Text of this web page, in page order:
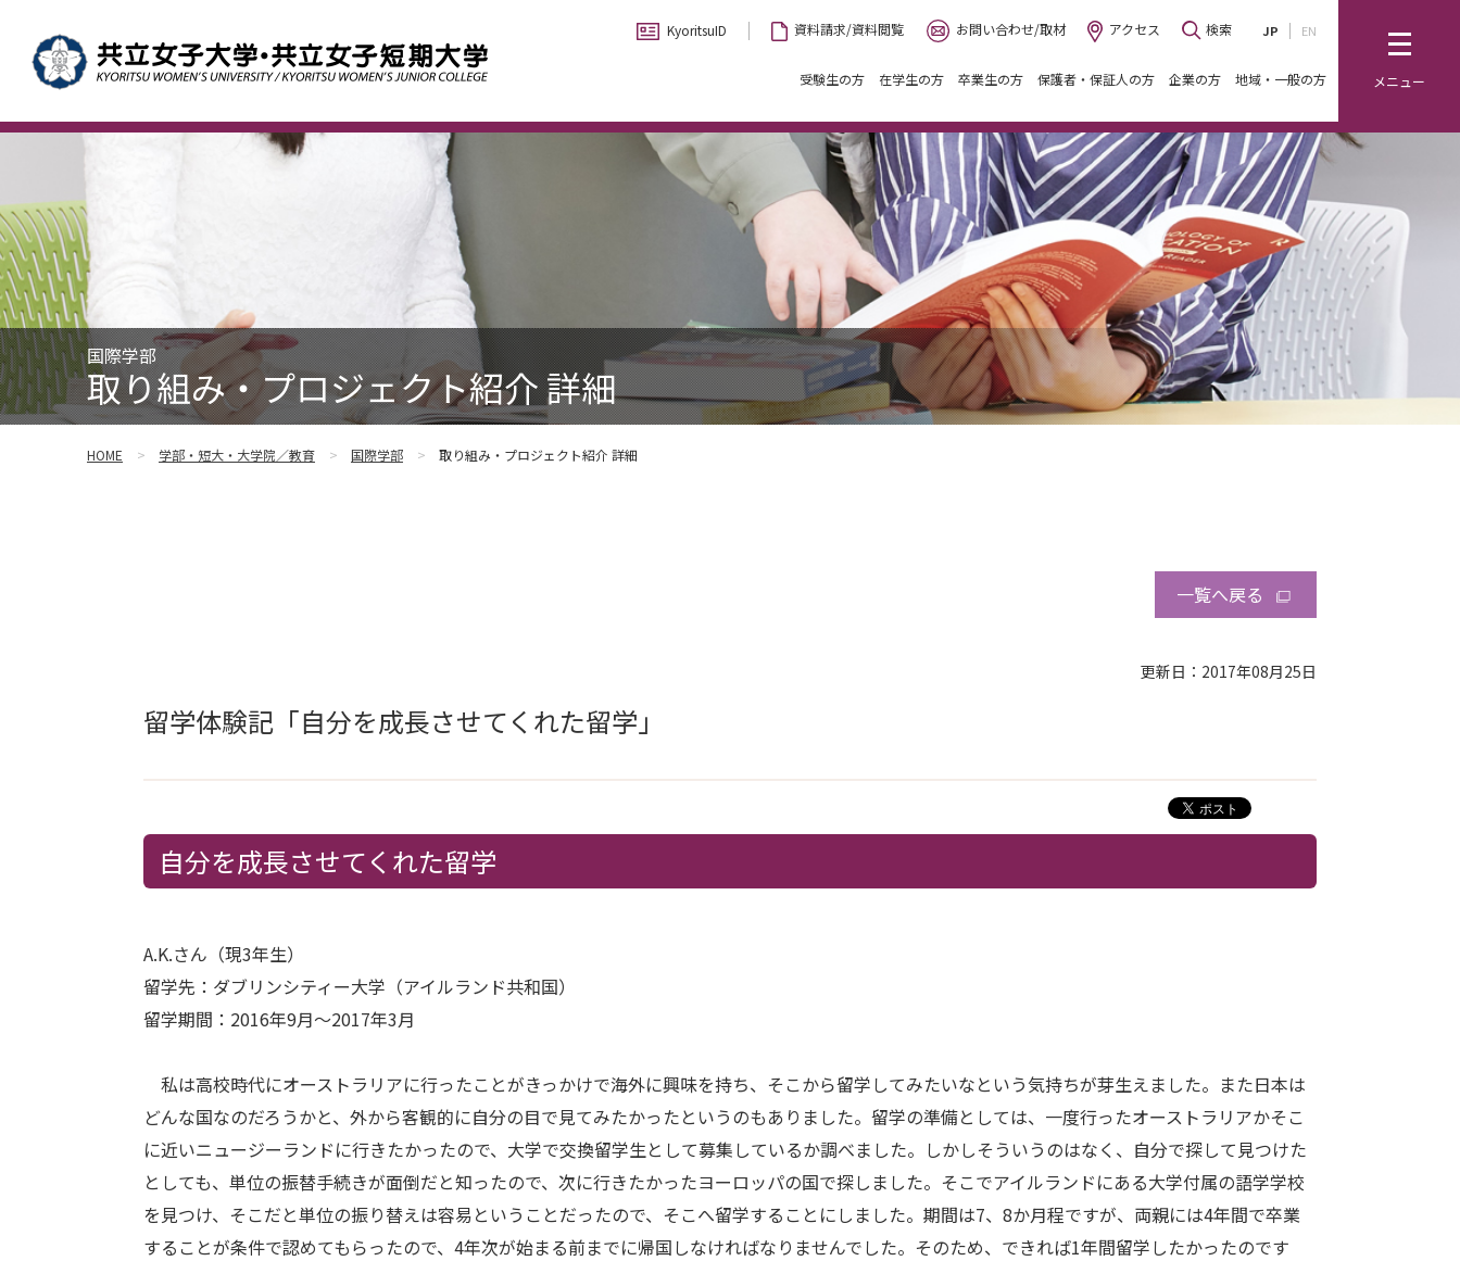
メニュー
検索 JP EN
KyoritsuID 資料請求/資料閲覧 お問い合わせ/取材 アクセス
受験生の方 在学生の方 卒業生の方 保護者・保証人の方 企業の方 地域・一般の方
国際学部
取り組み・プロジェクト紹介 詳細
HOME 学部・短大・大学院／教育 国際学部 取り組み・プロジェクト紹介 詳細
一覧へ戻る
更新日：2017年08月25日
留学体験記「自分を成長させてくれた留学」
自分を成長させてくれた留学
A.K.さん（現3年生）
留学先：ダブリンシティー大学（アイルランド共和国）
留学期間：2016年9月～2017年3月
私は高校時代にオーストラリアに行ったことがきっかけで海外に興味を持ち、そこから留学してみたいなという気持ちが芽生えました。また日本は
どんな国なのだろうかと、外から客観的に自分の目で見てみたかったというのもありました。留学の準備としては、一度行ったオーストラリアかそこ
に近いニュージーランドに行きたかったので、大学で交換留学生として募集しているか調べました。しかしそういうのはなく、自分で探して見つけた
としても、単位の振替手続きが面倒だと知ったので、次に行きたかったヨーロッパの国で探しました。そこでアイルランドにある大学付属の語学学校
を見つけ、そこだと単位の振り替えは容易ということだったので、そこへ留学することにしました。期間は7、8か月程ですが、両親には4年間で卒業
することが条件で認めてもらったので、4年次が始まる前までに帰国しなければなりませんでした。そのため、できれば1年間留学したかったのです